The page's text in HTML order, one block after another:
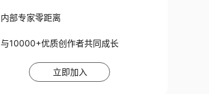
内部专家零距离
与10000+优质创作者共同成长
立即加入